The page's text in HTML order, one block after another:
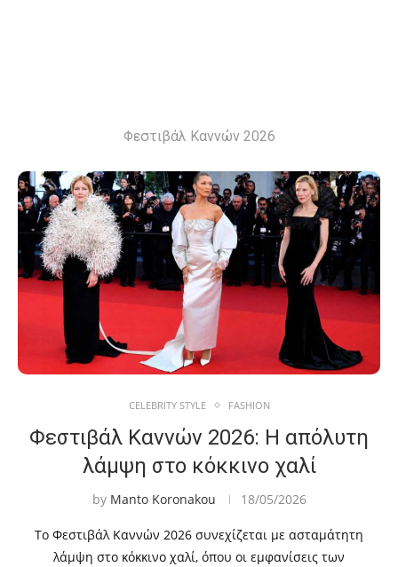
Φεστιβάλ Καννών 2026
CELEBRITY STYLE FASHION
Φεστιβάλ Καννών 2026: Η απόλυτη
λάμψη στο κόκκινο χαλί
by Manto Koronakou 18/05/2026
Το Φεστιβάλ Καννών 2026 συνεχίζεται με ασταμάτητη
λάμψη στο κόκκινο χαλί, όπου οι εμφανίσεις των